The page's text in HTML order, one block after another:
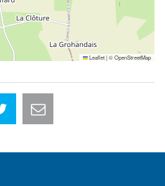
Leaflet|©OpenStreetMap